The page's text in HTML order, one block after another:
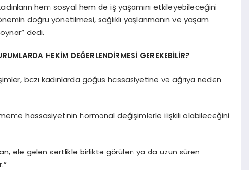
hem sosyal hem de iş yaşamını etkileyebileceğini
doğru yönetilmesi, sağlıklı yaşlanmanın ve yaşam
dedi.
HEKİM DEĞERLENDİRMESİ GEREKEBİLİR?
bazı kadınlarda göğüs hassasiyetine ve ağrıya neden
hassasiyetinin hormonal değişimlerle ilişkili olabileceğini
ele gelen sertlikle birlikte görülen ya da uzun süren